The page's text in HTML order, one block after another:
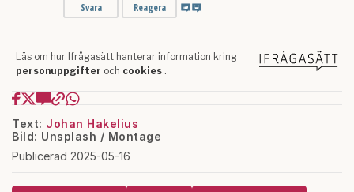
Text: Johan Hakelius
Bild: Unsplash / Montage
Publicerad 2025-05-16